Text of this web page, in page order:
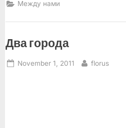
короткого
«ФлоридаКон-2011»”
Между нами
Два города
Posted
November 1, 2011 By
florus